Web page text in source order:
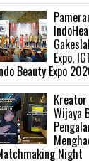
Expo,
Beauty Expo
Wijaya
Night